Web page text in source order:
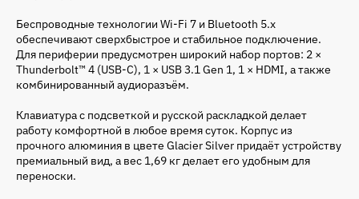
Беспроводные технологии Wi-Fi 7 и Bluetooth 5.x
обеспечивают сверхбыстрое и стабильное подключение.
Для периферии предусмотрен широкий набор портов: 2 ×
Thunderbolt™ 4 (USB-C), 1 × USB 3.1 Gen 1, 1 × HDMI, а также
комбинированный аудиоразъём.
Клавиатура с подсветкой и русской раскладкой делает
работу комфортной в любое время суток. Корпус из
прочного алюминия в цвете Glacier Silver придаёт устройству
премиальный вид, а вес 1,69 кг делает его удобным для
переноски.